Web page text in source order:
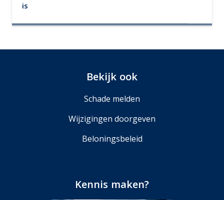
is
Bekijk ook
Schade melden
Wijzigingen doorgeven
Beloningsbeleid
Kennis maken?